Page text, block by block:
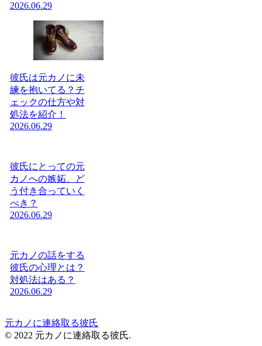
2026.06.29
彼氏は元カノに未
練を抱いてる？チ
ェックの仕方や対
処法を紹介！
2026.06.29
彼氏にとっての元
カノへの嫉妬、ど
う付き合っていく
べき？
2026.06.29
元カノの話をする
彼氏の心理とは？
対処法はある？
2026.06.29
元カノに連絡取る彼氏
© 2022 元カノに連絡取る彼氏.